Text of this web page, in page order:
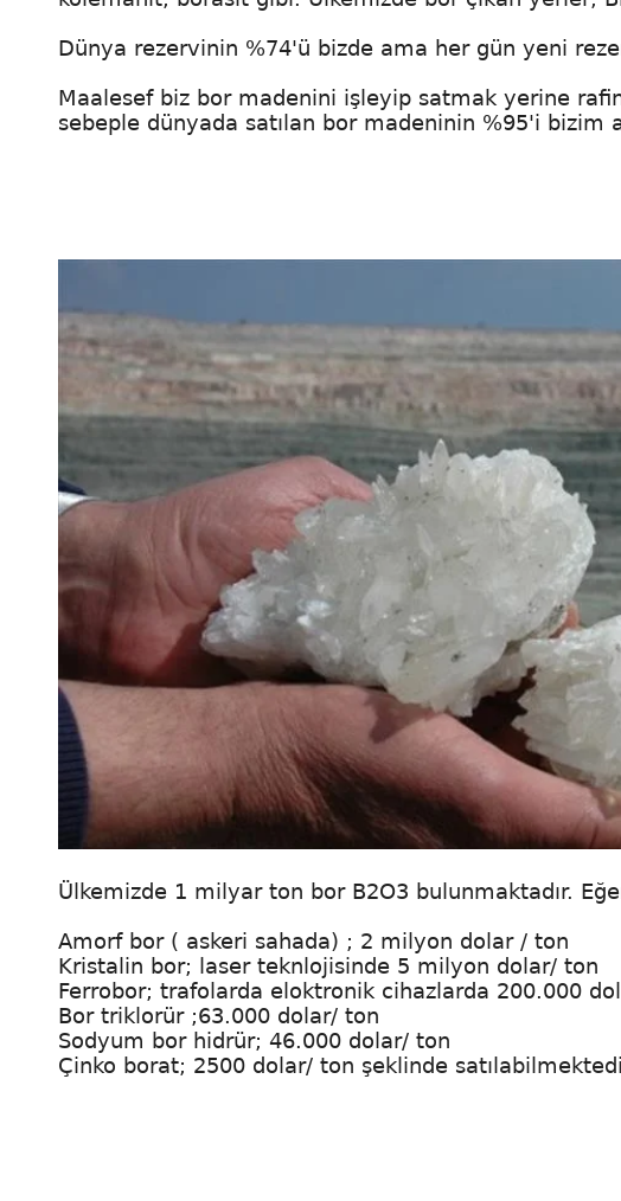
Dünya rezervinin %74'ü bizde ama her gün yeni
Maalesef biz bor madenini işleyip satmak yerine
sebeple dünyada satılan bor madeninin %95'i bizim
Ülkemizde 1 milyar ton bor B2O3 bulunmaktadır.
Amorf bor ( askeri sahada) ; 2 milyon dolar / ton
Kristalin bor; laser teknlojisinde 5 milyon dolar/ ton
Ferrobor; trafolarda eloktronik cihazlarda 200.000
Bor triklorür ;63.000 dolar/ ton
Sodyum bor hidrür; 46.000 dolar/ ton
Çinko borat; 2500 dolar/ ton şeklinde